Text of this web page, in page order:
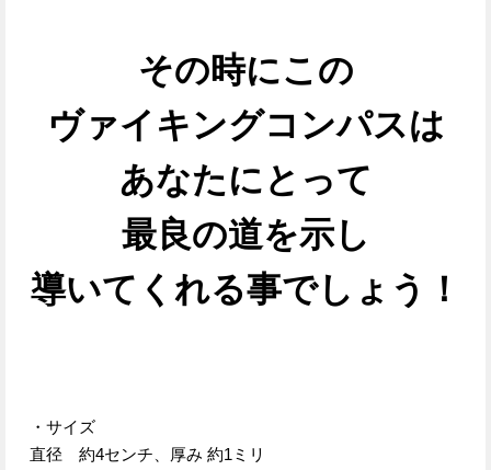
その時にこの
ヴァイキングコンパスは
あなたにとって
最良の道を示し
導いてくれる事でしょう！
・サイズ
直径 約4センチ、厚み 約1ミリ